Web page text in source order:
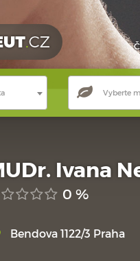
Vyberte
Ivana
0 %
Bendova 1122/3 Praha